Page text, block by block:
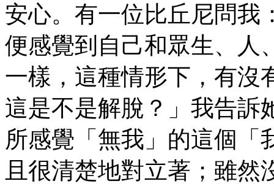
安心。有一位比丘尼問我
便感覺到自己和眾生、人
一樣，這種情形下，有沒
這是不是解脫？」我告訴
所感覺「無我」的這個「
且很清楚地對立著；雖